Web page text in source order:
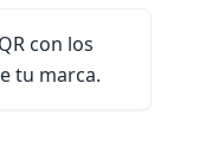
con los
tu marca.